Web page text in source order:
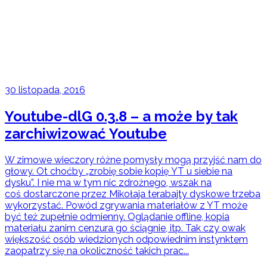
30 listopada, 2016
Youtube-dlG 0.3.8 – a może by tak
zarchiwizować Youtube
W zimowe wieczory różne pomysły mogą przyjść nam do
głowy. Ot choćby „zrobię sobie kopię YT u siebie na
dysku”. I nie ma w tym nic zdrożnego, wszak na
coś dostarczone przez Mikołaja terabajty dyskowe trzeba
wykorzystać. Powód zgrywania materiałów z YT może
być też zupełnie odmienny. Oglądanie offline, kopia
materiału zanim cenzura go ściągnie, itp. Tak czy owak
większość osób wiedzionych odpowiednim instynktem
zaopatrzy się na okoliczność takich prac...